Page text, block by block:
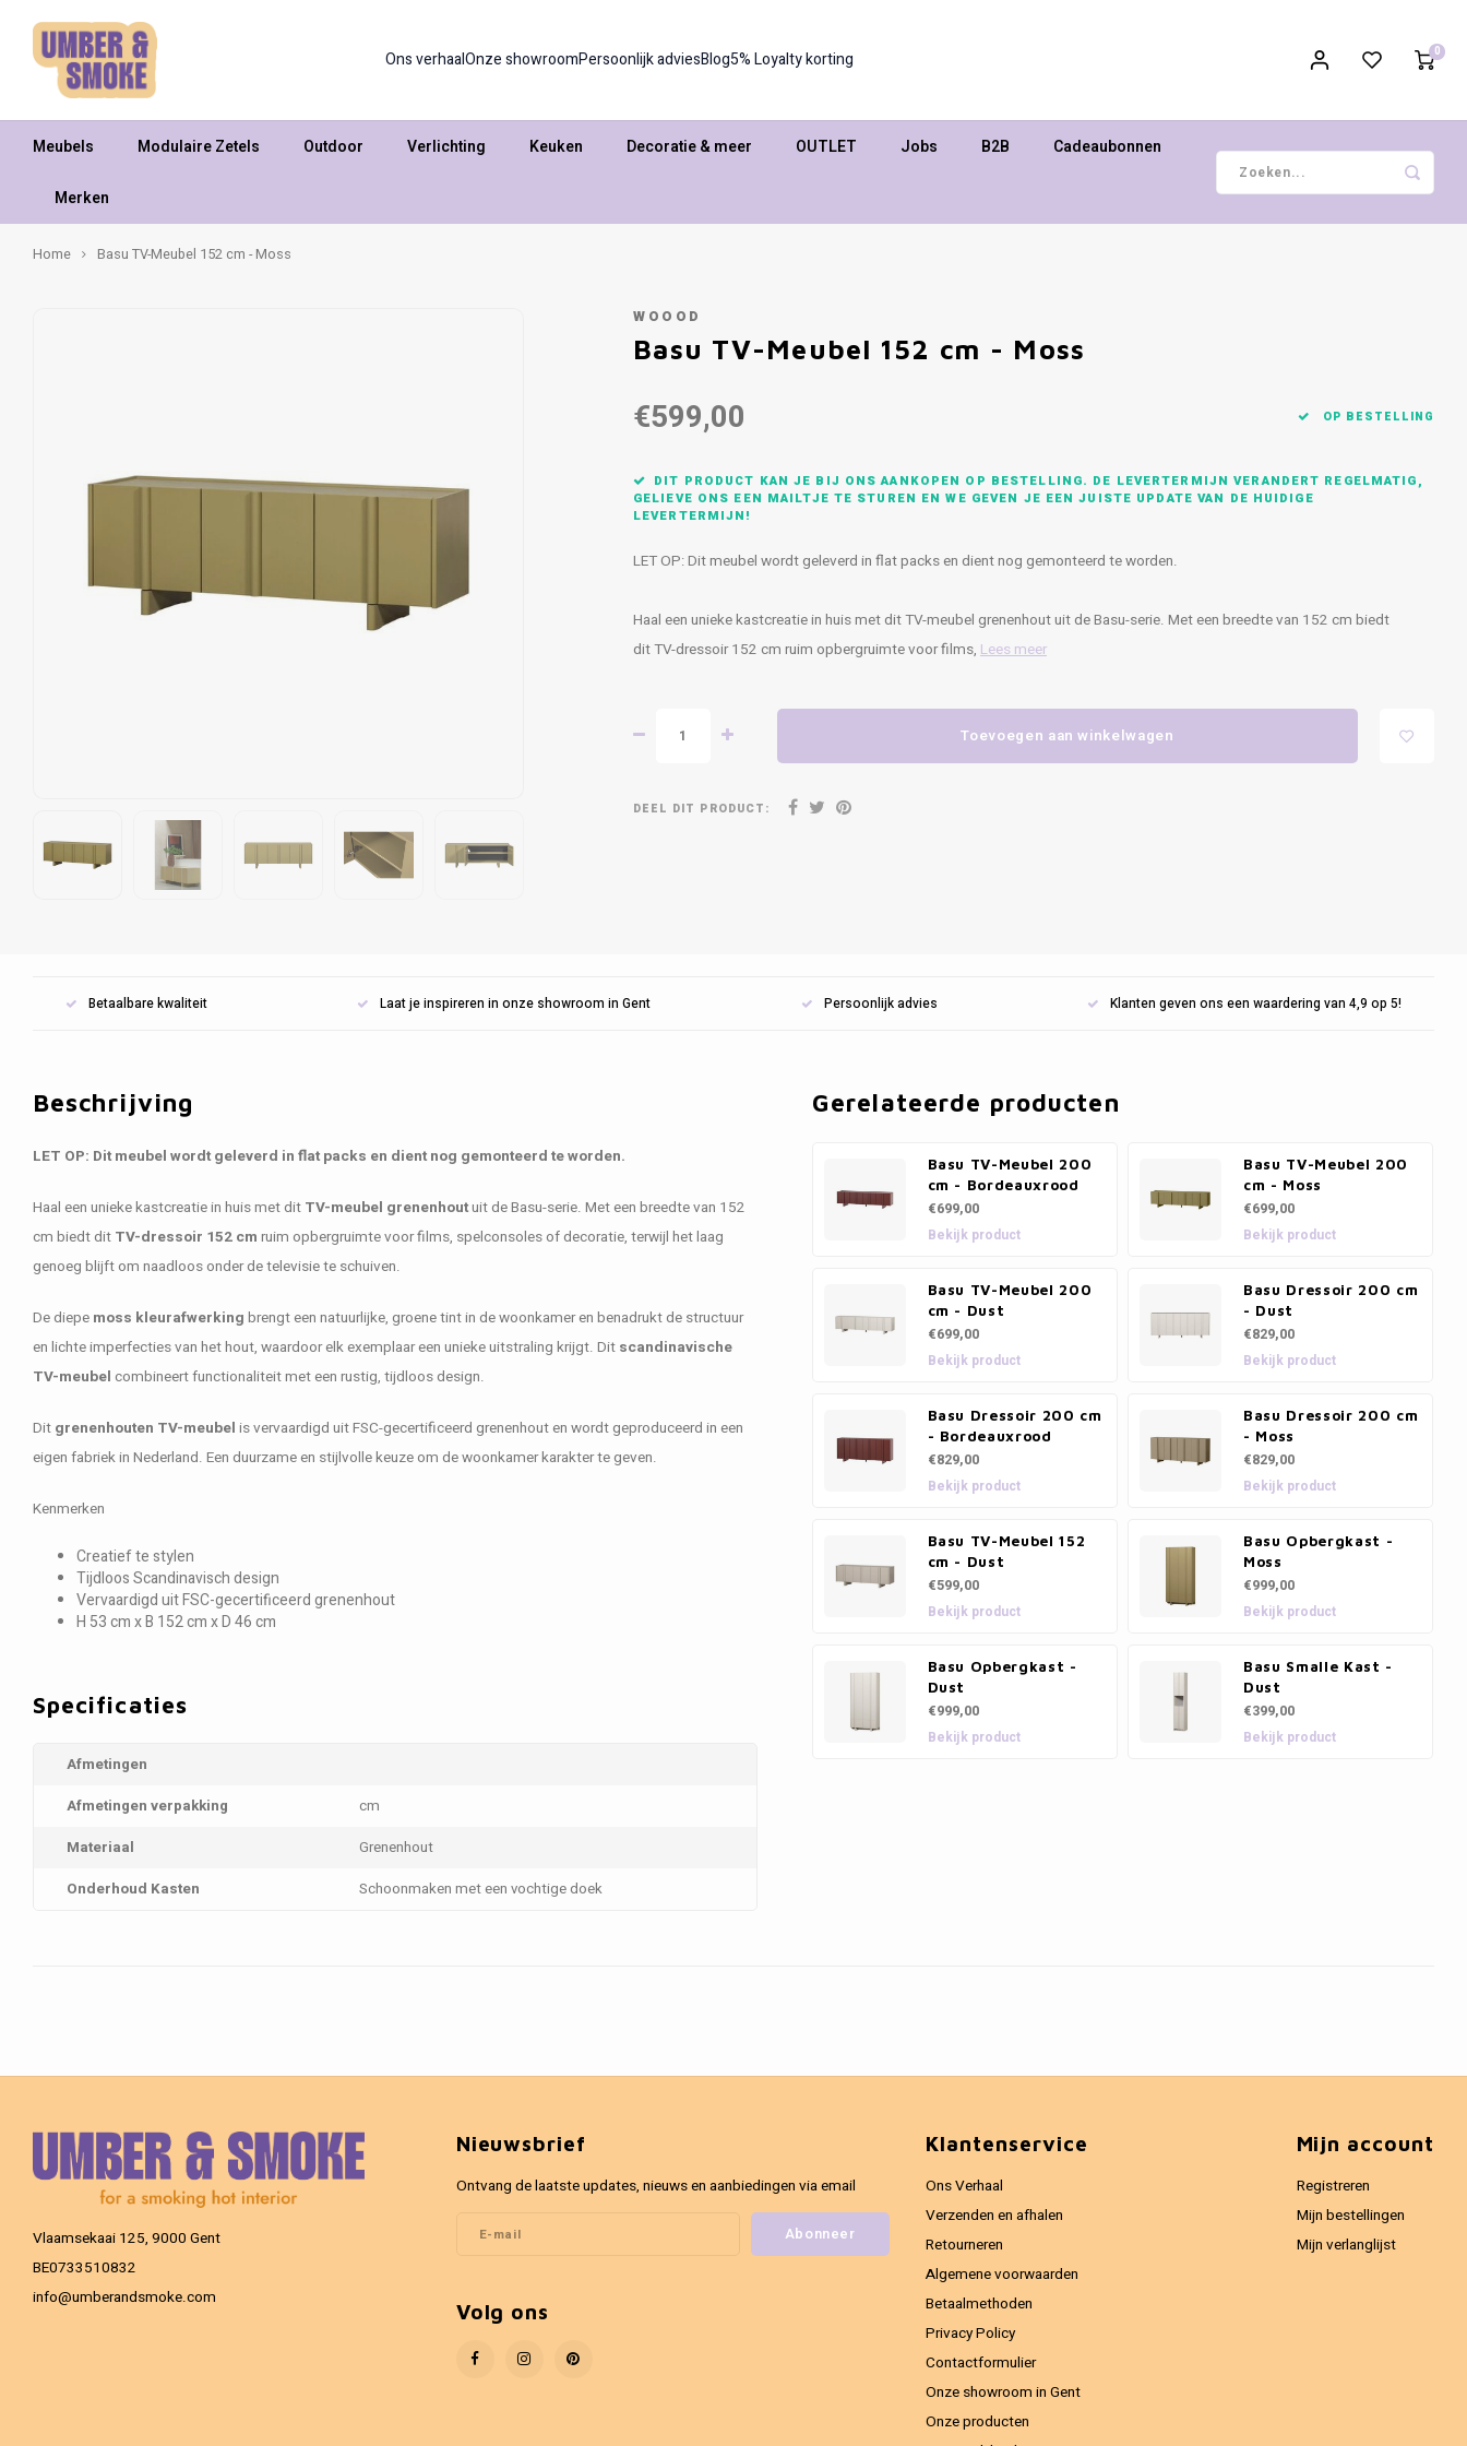
Ons verhaalOnze showroomPersoonlijk adviesBlog5% Loyalty korting 0
Meubels Modulaire Zetels Outdoor Verlichting Keuken Decoratie & meer OUTLET Jobs B2B Cadeaubonnen
Merken
Home Basu TV-Meubel 152 cm - Moss
WOOOD
Basu TV-Meubel 152 cm - Moss
€599,00 OP BESTELLING
DIT PRODUCT KAN JE BIJ ONS AANKOPEN OP BESTELLING. DE LEVERTERMIJN VERANDERT REGELMATIG,
GELIEVE ONS EEN MAILTJE TE STUREN EN WE GEVEN JE EEN JUISTE UPDATE VAN DE HUIDIGE
LEVERTERMIJN!
LET OP: Dit meubel wordt geleverd in flat packs en dient nog gemonteerd te worden.
Haal een unieke kastcreatie in huis met dit TV-meubel grenenhout uit de Basu-serie. Met een breedte van 152 cm biedt
dit TV-dressoir 152 cm ruim opbergruimte voor films, Lees meer
Toevoegen aan winkelwagen
DEEL DIT PRODUCT:
Betaalbare kwaliteit Laat je inspireren in onze showroom in Gent Persoonlijk advies Klanten geven ons een waardering van 4,9 op 5!
Beschrijving
LET OP: Dit meubel wordt geleverd in flat packs en dient nog gemonteerd te worden.
Haal een unieke kastcreatie in huis met dit TV-meubel grenenhoutuit de Basu-serie. Met een breedte van 152
cm biedt dit TV-dressoir 152 cm ruim opbergruimte voor films, spelconsoles of decoratie, terwijl het laag
genoeg blijft om naadloos onder de televisie te schuiven.
De diepe moss kleurafwerking brengt een natuurlijke, groene tint in de woonkamer en benadrukt de structuur
en lichte imperfecties van het hout, waardoor elk exemplaar een unieke uitstraling krijgt. Dit scandinavische
TV-meubel combineert functionaliteit met een rustig, tijdloos design.
Dit grenenhouten TV-meubel is vervaardigd uit FSC-gecertificeerd grenenhout en wordt geproduceerd in een
eigen fabriek in Nederland. Een duurzame en stijlvolle keuze om de woonkamer karakter te geven.
Kenmerken
Creatief te stylen
Tijdloos Scandinavisch design
Vervaardigd uit FSC-gecertificeerd grenenhout
H 53 cm x B 152 cm x D 46 cm
Specificaties
Afmetingen
Afmetingen verpakking
cm
Materiaal
Grenenhout
Onderhoud Kasten
Schoonmaken met een vochtige doek
Gerelateerde producten
Basu TV-Meubel 200
cm - Bordeauxrood
€699,00
Bekijk product
Basu TV-Meubel 200
cm - Moss
€699,00
Bekijk product
Basu TV-Meubel 200
cm - Dust
€699,00
Bekijk product
Basu Dressoir 200 cm
- Dust
€829,00
Bekijk product
Basu Dressoir 200 cm
- Bordeauxrood
€829,00
Bekijk product
Basu Dressoir 200 cm
- Moss
€829,00
Bekijk product
Basu TV-Meubel 152
cm - Dust
€599,00
Bekijk product
Basu Opbergkast -
Moss
€999,00
Bekijk product
Basu Opbergkast -
Dust
€999,00
Bekijk product
Basu Smalle Kast -
Dust
€399,00
Bekijk product
Vlaamsekaai 125, 9000 Gent
BE0733510832
info@umberandsmoke.com
Nieuwsbrief
Ontvang de laatste updates, nieuws en aanbiedingen via email
Abonneer
Volg ons
Klantenservice
Ons Verhaal
Verzenden en afhalen
Retourneren
Algemene voorwaarden
Betaalmethoden
Privacy Policy
Contactformulier
Onze showroom in Gent
Onze producten
Mijn account
Registreren
Mijn bestellingen
Mijn verlanglijst